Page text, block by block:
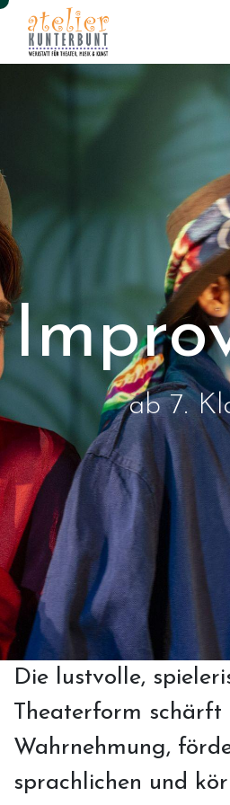
ab 7.
Die lustvolle,
Theaterform schärft
Wahrnehmung,
sprachlichen und